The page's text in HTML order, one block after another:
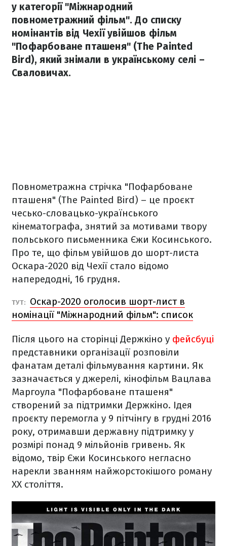
у категорії "Міжнародний
повнометражний фільм". До списку
номінантів від Чехії увійшов фільм
"Пофарбоване пташеня" (The Painted
Bird), який знімали в українському селі –
Сваловичах.
Повнометражна стрічка "Пофарбоване
пташеня" (The Painted Bird) – це проєкт
чесько-словацько-українського
кінематографа, знятий за мотивами твору
польського письменника Єжи Косинського.
Про те, що фільм увійшов до шорт-листа
Оскара-2020 від Чехії стало відомо
напередодні, 16 грудня.
ТУТ:
Оскар-2020 оголосив шорт-лист в
номінації "Міжнародний фільм": список
Після цього на сторінці Держкіно у фейсбуці
представники організації розповіли
фанатам деталі фільмування картини. Як
зазначається у джерелі, кінофільм Вацлава
Маргоула "Пофарбоване пташеня"
створений за підтримки Держкіно. Ідея
проєкту перемогла у 9 пітчінгу в грудні 2016
року, отримавши державну підтримку у
розмірі понад 9 мільйонів гривень. Як
відомо, твір Єжи Косинського негласно
нарекли званням найжорстокішого роману
ХХ століття.